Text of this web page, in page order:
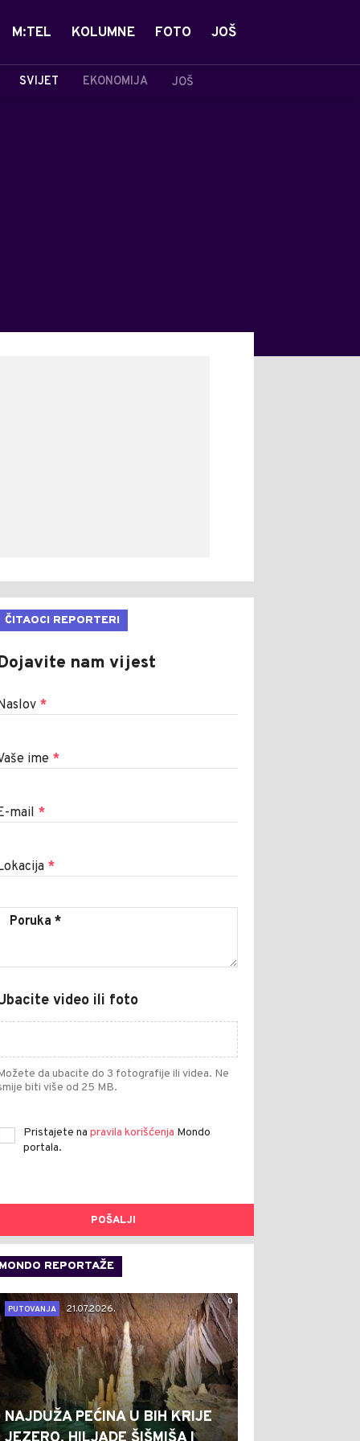
SVIJET EKONOMIJA JOŠ
M:TEL KOLUMNE FOTO JOŠ
ČITAOCI REPORTERI
nam vijest
*
ime *
mail *
*
video ili foto
da ubacite do 3 fotografije ili videa. Ne
biti više od 25 MB.
Pristajete na pravila korišćenja Mondo
portala.
POŠALJI
MONDO REPORTAŽE
0
PUTOVANJA
21.07.2026.
NAJDUŽA PEĆINA U BIH KRIJE